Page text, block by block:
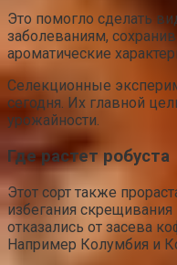
Это помогло сделать
заболеваниям,
ароматические
Селекционные
сегодня. Их главной
урожайности.
Где растет робуста
Этот сорт также
избегания
отказались от засева
Например Колумбия и